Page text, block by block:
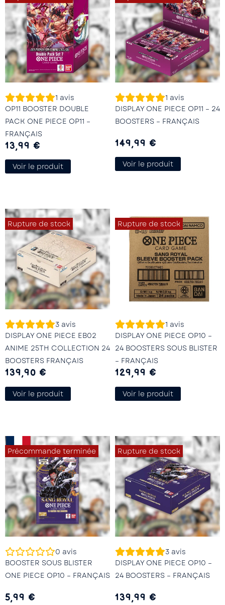
1 avis
OP11 BOOSTER DOUBLE
PACK ONE PIECE OP11 –
FRANÇAIS
13,99 €
Voir le produit
1 avis
DISPLAY ONE PIECE OP11 – 24
BOOSTERS – FRANÇAIS
149,99 €
Voir le produit
Rupture de stock
3 avis
DISPLAY ONE PIECE EB02
ANIME 25TH COLLECTION 24
BOOSTERS FRANÇAIS
139,90 €
Voir le produit
Rupture de stock
1 avis
DISPLAY ONE PIECE OP10 –
24 BOOSTERS SOUS BLISTER
– FRANÇAIS
129,99 €
Voir le produit
Précommande terminée
0 avis
BOOSTER SOUS BLISTER
ONE PIECE OP10 – FRANÇAIS
5,99 €
Rupture de stock
3 avis
DISPLAY ONE PIECE OP10 –
24 BOOSTERS – FRANÇAIS
139,99 €